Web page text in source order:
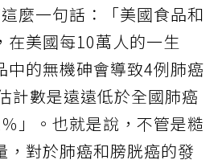
麼一句話：「美國食品和
在美國每10萬人的一生
中的無機砷會導致4例肺癌
計數是遠遠低於全國肺癌
」。也就是說，不管是糙
，對於肺癌和膀胱癌的發